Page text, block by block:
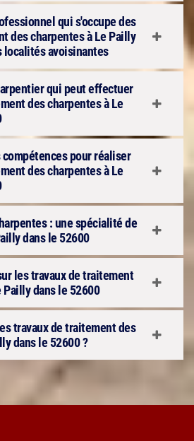
qui s'occupe des
des charpentes à Le Pailly
localités avoisinantes
qui peut effectuer
des charpentes à Le
pour réaliser
des charpentes à Le
: une spécialité de
dans le 52600
les travaux de traitement
dans le 52600
travaux de traitement des
dans le 52600 ?